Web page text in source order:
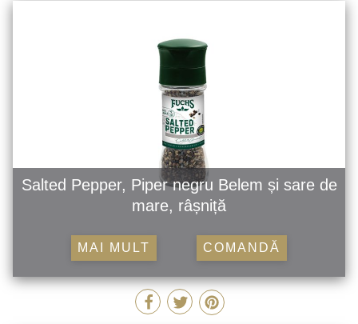
Salted Pepper, Piper negru Belem și sare de
mare, râșniță
MAI MULT COMANDĂ